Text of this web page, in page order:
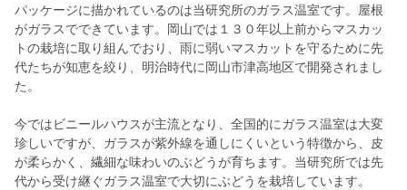
パッケージに描かれているのは当研究所のガラス温室です。屋根
がガラスでできています。岡山では１３０年以上前からマスカッ
トの栽培に取り組んでおり、雨に弱いマスカットを守るために先
代たちが知恵を絞り、明治時代に岡山市津高地区で開発されまし
た。
今ではビニールハウスが主流となり、全国的にガラス温室は大変
珍しいですが、ガラスが紫外線を通しにくいという特徴から、皮
が柔らかく、繊細な味わいのぶどうが育ちます。当研究所では先
代から受け継ぐガラス温室で大切にぶどうを栽培しています。